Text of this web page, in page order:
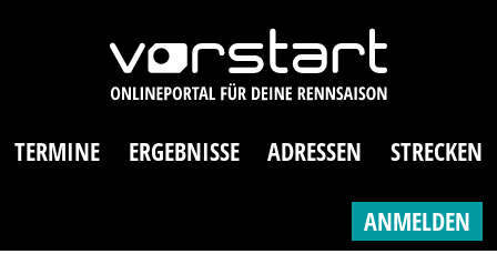
TERMINE ERGEBNISSE ADRESSEN STRECKEN
ANMELDEN